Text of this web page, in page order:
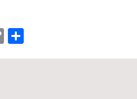
Copy
Link